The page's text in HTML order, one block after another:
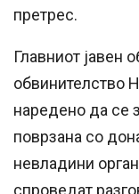
претрес.
Главниот јавен
обвинителство
наредено да се
поврзана со
невладини
спроведат